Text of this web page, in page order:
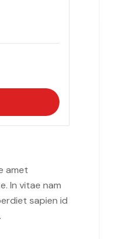
amet
In vitae nam
sapien id